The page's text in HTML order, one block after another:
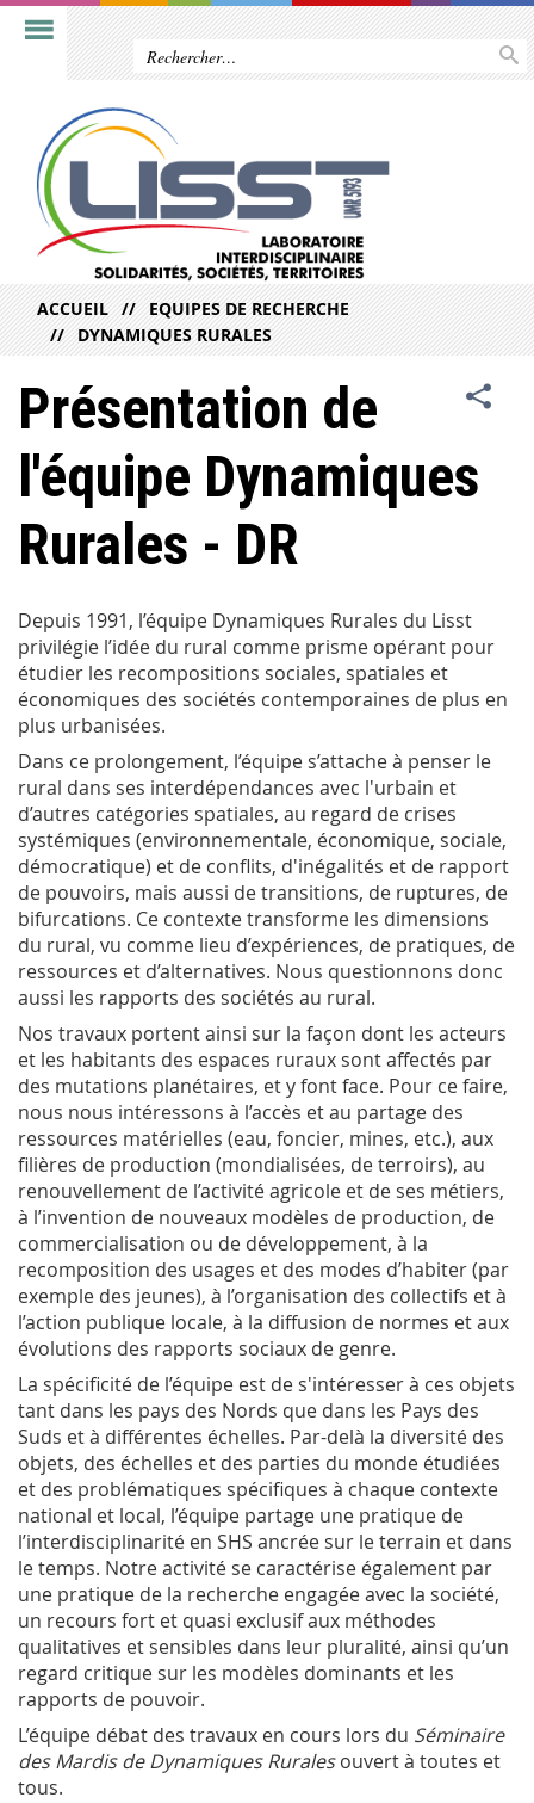
ACCUEIL
EQUIPES DE RECHERCHE
DYNAMIQUES RURALES
Présentation de
l'équipe Dynamiques
Rurales - DR
Depuis 1991, l’équipe Dynamiques Rurales du Lisst
privilégie l’idée du rural comme prisme opérant pour
étudier les recompositions sociales, spatiales et
économiques des sociétés contemporaines de plus en
plus urbanisées.
Dans ce prolongement, l’équipe s’attache à penser le
rural dans ses interdépendances avec l'urbain et
d’autres catégories spatiales, au regard de crises
systémiques (environnementale, économique, sociale,
démocratique) et de conflits, d'inégalités et de rapport
de pouvoirs, mais aussi de transitions, de ruptures, de
bifurcations. Ce contexte transforme les dimensions
du rural, vu comme lieu d’expériences, de pratiques, de
ressources et d’alternatives. Nous questionnons donc
aussi les rapports des sociétés au rural.
Nos travaux portent ainsi sur la façon dont les acteurs
et les habitants des espaces ruraux sont affectés par
des mutations planétaires, et y font face. Pour ce faire,
nous nous intéressons à l’accès et au partage des
ressources matérielles (eau, foncier, mines, etc.), aux
filières de production (mondialisées, de terroirs), au
renouvellement de l’activité agricole et de ses métiers,
à l’invention de nouveaux modèles de production, de
commercialisation ou de développement, à la
recomposition des usages et des modes d’habiter (par
exemple des jeunes), à l’organisation des collectifs et à
l’action publique locale, à la diffusion de normes et aux
évolutions des rapports sociaux de genre.
La spécificité de l’équipe est de s'intéresser à ces objets
tant dans les pays des Nords que dans les Pays des
Suds et à différentes échelles. Par-delà la diversité des
objets, des échelles et des parties du monde étudiées
et des problématiques spécifiques à chaque contexte
national et local, l’équipe partage une pratique de
l’interdisciplinarité en SHS ancrée sur le terrain et dans
le temps. Notre activité se caractérise également par
une pratique de la recherche engagée avec la société,
un recours fort et quasi exclusif aux méthodes
qualitatives et sensibles dans leur pluralité, ainsi qu’un
regard critique sur les modèles dominants et les
rapports de pouvoir.
L’équipe débat des travaux en cours lors du Séminaire
des Mardis de Dynamiques Ruralesouvert à toutes et
tous.